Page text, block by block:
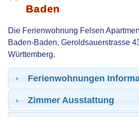
Baden
Die Ferienwohnung Felsen
Baden-Baden, Geroldsauerstrasse
Württemberg.
Ferienwohnungen
Zimmer Ausstattung